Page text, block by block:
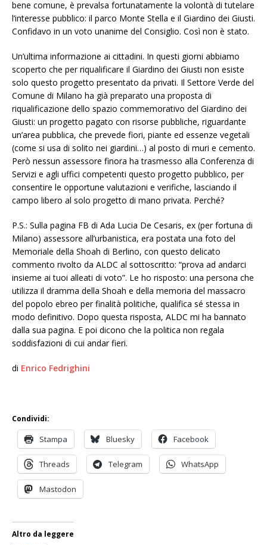
bene comune, è prevalsa fortunatamente la volontà di tutelare
l’interesse pubblico: il parco Monte Stella e il Giardino dei Giusti.
Confidavo in un voto unanime del Consiglio. Così non è stato.
Un’ultima informazione ai cittadini. In questi giorni abbiamo
scoperto che per riqualificare il Giardino dei Giusti non esiste
solo questo progetto presentato da privati. Il Settore Verde del
Comune di Milano ha già preparato una proposta di
riqualificazione dello spazio commemorativo del Giardino dei
Giusti: un progetto pagato con risorse pubbliche, riguardante
un’area pubblica, che prevede fiori, piante ed essenze vegetali
(come si usa di solito nei giardini…) al posto di muri e cemento.
Però nessun assessore finora ha trasmesso alla Conferenza di
Servizi e agli uffici competenti questo progetto pubblico, per
consentire le opportune valutazioni e verifiche, lasciando il
campo libero al solo progetto di mano privata. Perché?
P.S.: Sulla pagina FB di Ada Lucia De Cesaris, ex (per fortuna di
Milano) assessore all’urbanistica, era postata una foto del
Memoriale della Shoah di Berlino, con questo delicato
commento rivolto da ALDC al sottoscritto: “prova ad andarci
insieme ai tuoi alleati di voto”. Le ho risposto: una persona che
utilizza il dramma della Shoah e della memoria del massacro
del popolo ebreo per finalità politiche, qualifica sé stessa in
modo definitivo. Dopo questa risposta, ALDC mi ha bannato
dalla sua pagina. E poi dicono che la politica non regala
soddisfazioni di cui andar fieri.
di Enrico Fedrighini
Condividi:
Stampa Bluesky Facebook
Threads Telegram WhatsApp
Mastodon
Altro da leggere